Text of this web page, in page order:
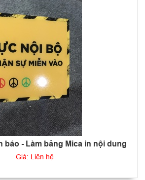
báo - Làm bảng Mica in nội dung
Giá: Liên hệ